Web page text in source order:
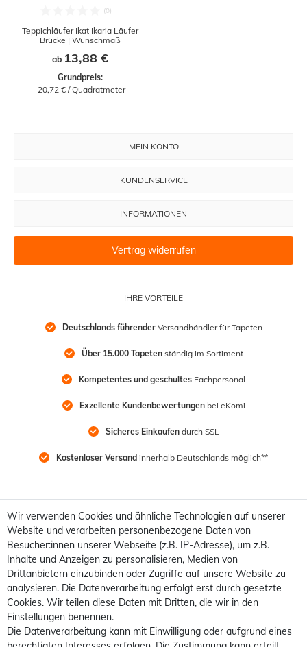
Teppichläufer Ikat Ikaria Läufer
Brücke | Wunschmaß
ab 13,88 €
Grundpreis:
20,72 € / Quadratmeter
IHRE VORTEILE
Deutschlands führender Versandhändler für Tapeten
Über 15.000 Tapeten ständig im Sortiment
Kompetentes und geschultes Fachpersonal
Exzellente Kundenbewertungen bei eKomi
Sicheres Einkaufen durch SSL
Kostenloser Versand innerhalb Deutschlands möglich**
MEIN KONTO
KUNDENSERVICE
INFORMATIONEN
Vertrag widerrufen
Wir verwenden Cookies und ähnliche Technologien auf unserer
Website und verarbeiten personenbezogene Daten von
Besucher:innen unserer Webseite (z.B. IP-Adresse), um z.B.
Inhalte und Anzeigen zu personalisieren, Medien von
Drittanbietern einzubinden oder Zugriffe auf unsere Website zu
analysieren. Die Datenverarbeitung erfolgt erst durch gesetzte
Cookies. Wir teilen diese Daten mit Dritten, die wir in den
Einstellungen benennen.
Die Datenverarbeitung kann mit Einwilligung oder aufgrund eines